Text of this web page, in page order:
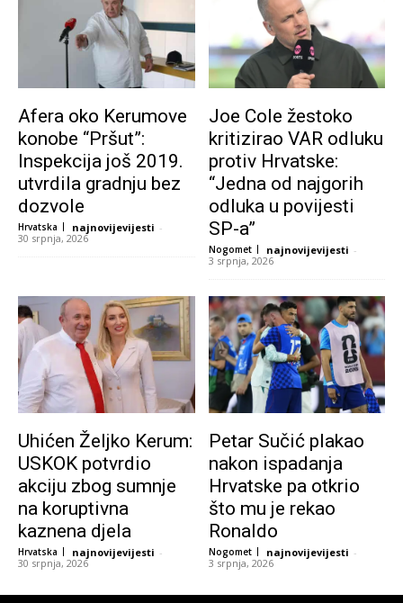
Afera oko Kerumove
konobe “Pršut”:
Inspekcija još 2019.
utvrdila gradnju bez
dozvole
Hrvatska najnovijevijesti -
30 srpnja, 2026
Joe Cole žestoko
kritizirao VAR odluku
protiv Hrvatske:
“Jedna od najgorih
odluka u povijesti
SP-a”
Nogomet najnovijevijesti -
3 srpnja, 2026
Uhićen Željko Kerum:
USKOK potvrdio
akciju zbog sumnje
na koruptivna
kaznena djela
Hrvatska najnovijevijesti -
30 srpnja, 2026
Petar Sučić plakao
nakon ispadanja
Hrvatske pa otkrio
što mu je rekao
Ronaldo
Nogomet najnovijevijesti -
3 srpnja, 2026